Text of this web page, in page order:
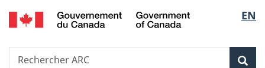
Passer
au
Passer
à
Passer
à
de
EN
Recherche
Rechercher